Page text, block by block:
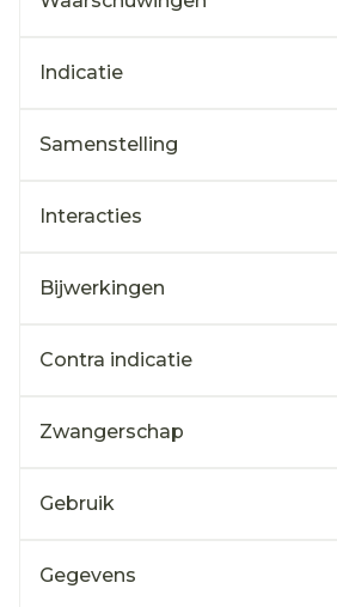
Indicatie
Samenstelling
Interacties
Bijwerkingen
Contra indicatie
Zwangerschap
Gebruik
Gegevens